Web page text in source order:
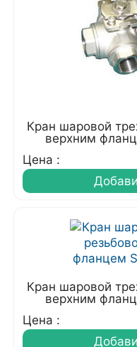
Кран шаровой
верхним
Цена :
Кран шаровой
верхним
Цена :